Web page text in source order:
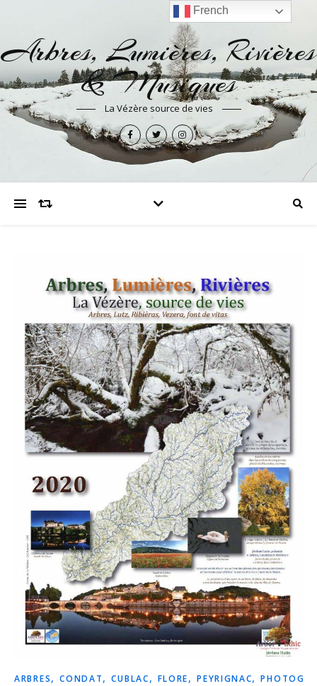
Arbres, Lumières, Rivières
& Musiques
La Vézère source de vies
ARBRES,CONDAT,CUBLAC, FLORE,PEYRIGNAC,
French